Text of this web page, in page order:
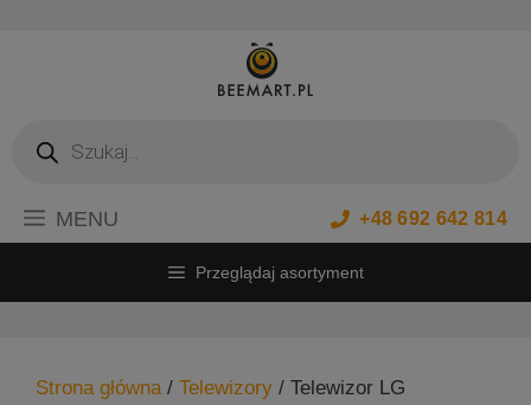
produktów
+48 692 642 814
MENU
Przeglądaj asortyment
Strona główna/ Telewizory / Telewizor LG